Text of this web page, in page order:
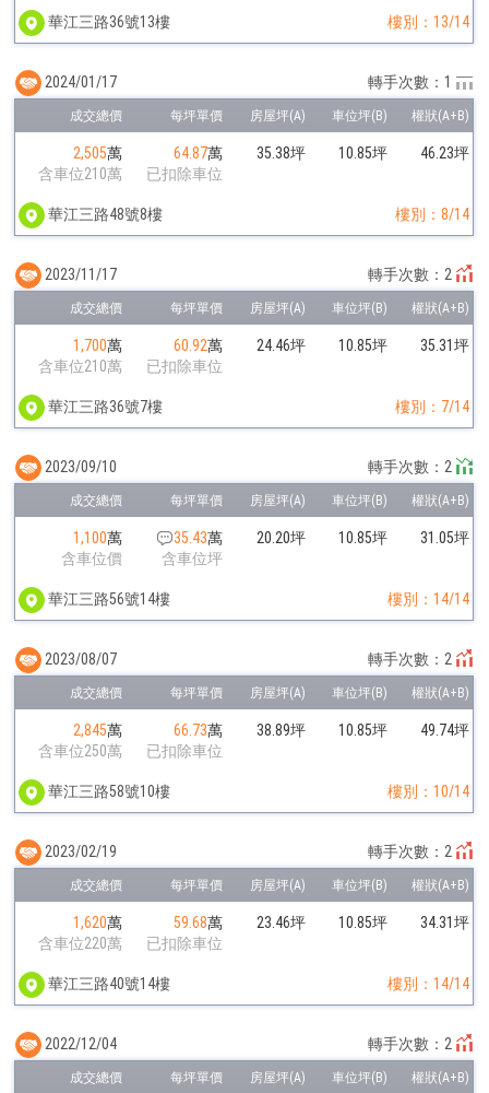
華江三路36號13樓 樓別：13/14
2,505萬
含車位210萬
64.87萬
已扣除車位
35.38坪 10.85坪 46.23坪
華江三路48號8樓 樓別：8/14
2024/01/17 轉手次數：1
1,700萬
含車位210萬
60.92萬
已扣除車位
24.46坪 10.85坪 35.31坪
華江三路36號7樓 樓別：7/14
2023/11/17 轉手次數：2
1,100萬
含車位價
35.43萬
含車位坪
20.20坪 10.85坪 31.05坪
華江三路56號14樓 樓別：14/14
2023/09/10 轉手次數：2
2,845萬
含車位250萬
66.73萬
已扣除車位
38.89坪 10.85坪 49.74坪
華江三路58號10樓 樓別：10/14
2023/08/07 轉手次數：2
1,620萬
含車位220萬
59.68萬
已扣除車位
23.46坪 10.85坪 34.31坪
華江三路40號14樓 樓別：14/14
2023/02/19 轉手次數：2
2022/12/04 轉手次數：2